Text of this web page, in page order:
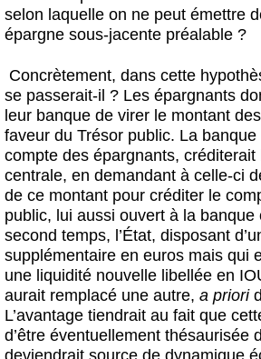
selon laquelle on ne peut émettre
épargne sous-jacente préalable ?
Concrètement, dans cette
se passerait-il ? Les épargnants
leur banque de virer le montant
faveur du Trésor public. La
compte des épargnants,
centrale, en demandant à celle-ci
de ce montant pour créditer le
public, lui aussi ouvert à la banque
second temps, l’État, disposant
supplémentaire en euros mais qui
une liquidité nouvelle libellée en
aurait remplacé une autre, a priori
L’avantage tiendrait au fait que
d’être éventuellement thésaurisée